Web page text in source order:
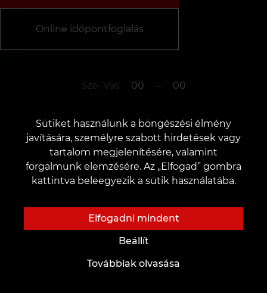
v. Pécs
Online időpontfoglalás
Sze–Vas 00 – 00
-
Sütiket használunk a böngészési élmény
javítására, személyre szabott hirdetések vagy
tartalom megjelenítésére, valamint
forgalmunk elemzésére. Az „Elfogad” gombra
kattintva beleegyezik a sütik használatába.
Elfogadni mindent
Beállít
Továbbiak olvasása